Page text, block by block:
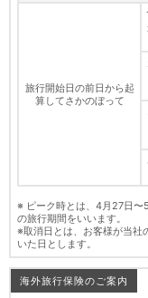
旅行開始日の前日から起
算してさかのぼって
※ ピーク時とは、4月27日
の旅行期間をいいます。
※取消日とは、お客様が当社
いた日とします。
海外旅行保険のご案内